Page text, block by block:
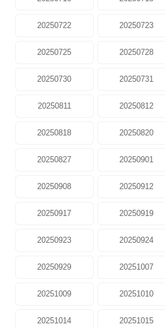
20250722 20250723
20250725 20250728
20250730 20250731
20250811 20250812
20250818 20250820
20250827 20250901
20250908 20250912
20250917 20250919
20250923 20250924
20250929 20251007
20251009 20251010
20251014 20251015